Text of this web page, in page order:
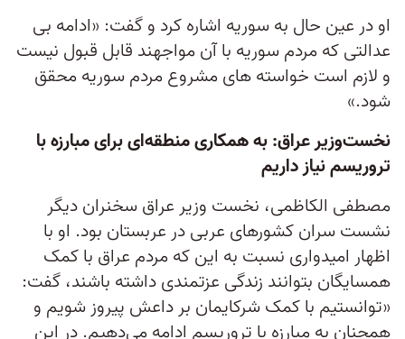
او در عین حال به سوریه اشاره کرد و گفت: «ادامه بی
عدالتی که مردم سوریه با آن مواجهند قابل قبول نیست
و لازم است خواسته های مشروع مردم سوریه محقق
شود.»
نخست‌وزیر عراق: به همکاری منطقه‌ای برای مبارزه با
تروریسم نیاز داریم
مصطفی الکاظمی، نخست وزیر عراق سخنران دیگر
نشست سران کشورهای عربی در عربستان بود. او با
اظهار امیدواری نسبت به این که مردم عراق با کمک
همسایگان بتوانند زندگی عزتمندی داشته باشند، گفت:
«توانستیم با کمک شرکایمان بر داعش پیروز شویم و
همچنان به مبارزه با تروریسم ادامه می‌دهیم. در این